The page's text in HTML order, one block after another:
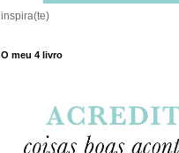
inspira(te)
O meu 4 livro